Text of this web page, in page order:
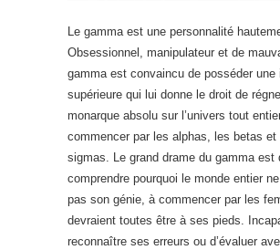
Le gamma est une personnalité
Obsessionnel, manipulateur et de
gamma est convaincu de posséder une
supérieure qui lui donne le droit de
monarque absolu sur l’univers tout
commencer par les alphas, les betas et
sigmas. Le grand drame du gamma est
comprendre pourquoi le monde entier
pas son génie, à commencer par les
devraient toutes être à ses pieds.
reconnaître ses erreurs ou d’évaluer